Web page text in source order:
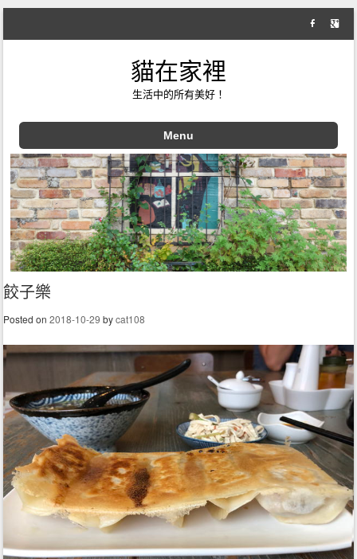
貓在家裡
生活中的所有美好！
Menu
Skip to content
餃子樂
Posted on2018-10-29 bycat108